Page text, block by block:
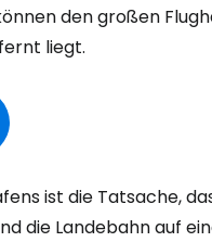
den großen
liegt.
ist die Tatsache,
die Landebahn auf